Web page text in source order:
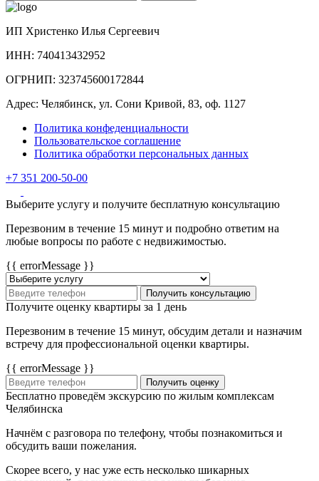
ИП Христенко Илья Сергеевич
ИНН: 740413432952
ОГРНИП: 323745600172844
Адрес: Челябинск, ул. Сони Кривой, 83, оф. 1127
Политика конфеденциальности
Пользовательское соглашение
Политика обработки персональных данных
+7 351 200-50-00
Выберите услугу и получите бесплатную консультацию
Перезвоним в течение 15 минут и подробно ответим на
любые вопросы по работе с недвижимостью.
{{ errorMessage }}
Получить консультацию
Получите оценку квартиры за 1 день
Перезвоним в течение 15 минут, обсудим детали и назначим
встречу для профессиональной оценки квартиры.
{{ errorMessage }}
Получить оценку
Бесплатно проведём экскурсию по жилым комплексам
Челябинска
Начнём с разговора по телефону, чтобы познакомиться и
обсудить ваши пожелания.
Скорее всего, у нас уже есть несколько шикарных